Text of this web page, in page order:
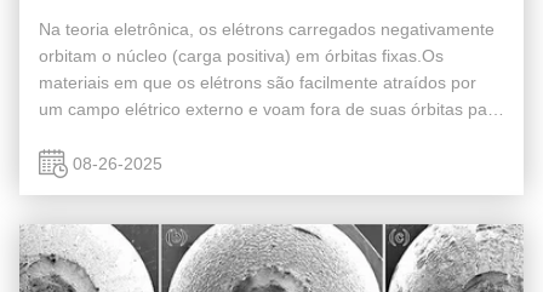
Na teoria eletrônica, os elétrons carregados negativamente
orbitam o núcleo (carga positiva) em órbitas fixas.Os
materiais em que os elétrons são facilmente atraídos por
um campo elétrico externo e voam fora de suas órbitas para
metais são ...
08-26-2025